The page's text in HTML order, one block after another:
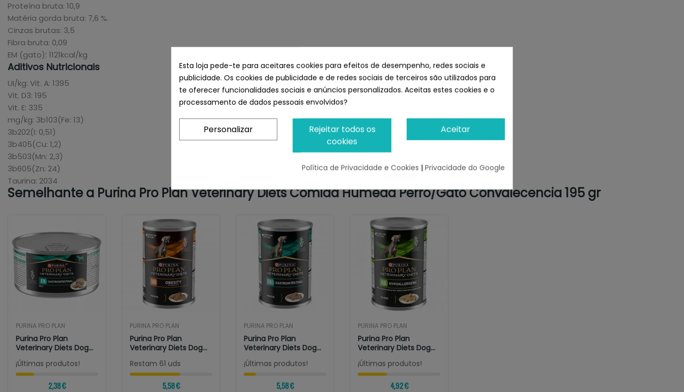
Proteína bruta: 10,9
Matéria gorda bruta: 7,6 %.
Cinzas brutas: 3,5
Fibra bruta: 0,09
EM (gato): 1121kcal/kg
Aditivos Nutricionais
UI/kg: Vit. A: 1395
Vit. D3: 195
Vit. E: 335
mg/kg: 3b103(Fe: 13)
3b202(I: 0,51)
3b405(Cu: 1,2)
3b503(Mn: 2,3)
3b605(Zn: 24)
Taurina: 2034
Semelhante a Purina Pro Plan Veterinary Diets Comida Húmeda Perro/Gato Convalecencia 195 gr
PURINA PRO PLAN
Purina Pro Plan
Veterinary Diets Dog...
¡Últimas produtos!
2,38 €
PURINA PRO PLAN
Purina Pro Plan
Veterinary Diets Dog
Restam 61 uds
5,58 €
PURINA PRO PLAN
Purina Pro Plan
Veterinary Diets Dog...
¡Últimas produtos!
5,58 €
PURINA PRO PLAN
Purina Pro Plan
Veterinary Diets Dog
Hypoallergenic...
¡Últimas produtos!
4,92 €
Esta loja pede-te para aceitares cookies para efeitos de desempenho, redes sociais e
publicidade. Os cookies de publicidade e de redes sociais de terceiros são utilizados para
te oferecer funcionalidades sociais e anúncios personalizados. Aceitas estes cookies e o
processamento de dados pessoais envolvidos?
Aceitar
Rejeitar todos os
cookies
Personalizar
Política de Privacidade e Cookies | Privacidade do Google